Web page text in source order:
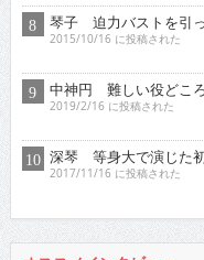
琴子 迫力バストを引
2015/10/16 に投稿された
中神円 難しい役どこ
2019/2/16 に投稿された
深琴 等身大で演じた
2017/11/16 に投稿された